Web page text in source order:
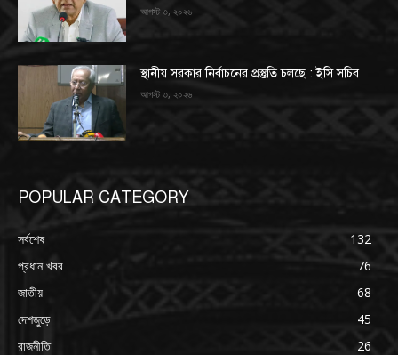
আগস্ট ৩, ২০২৬
স্থানীয় সরকার নির্বাচনের প্রস্তুতি চলছে : ইসি সচিব
আগস্ট ৩, ২০২৬
POPULAR CATEGORY
সর্বশেষ
132
প্রধান খবর
76
জাতীয়
68
দেশজুড়ে
45
রাজনীতি
26